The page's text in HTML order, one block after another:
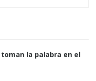
la palabra en el